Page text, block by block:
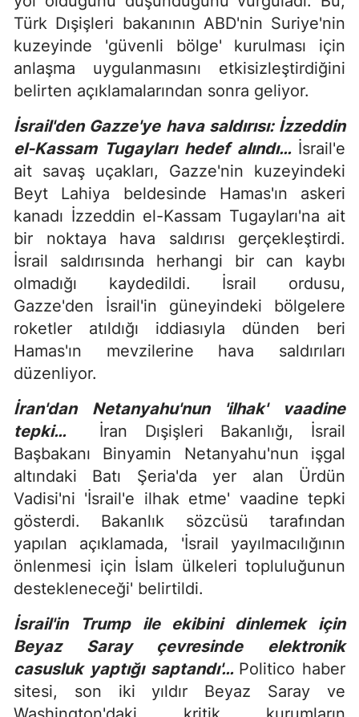
Türk Dışişleri bakanının ABD'nin Suriye'nin
kuzeyinde 'güvenli bölge' kurulması için
anlaşma uygulanmasını etkisizleştirdiğini
belirten açıklamalarından sonra geliyor.
İsrail'den Gazze'ye hava saldırısı: İzzeddin
el-Kassam Tugayları hedef alındı… İsrail'e
ait savaş uçakları, Gazze'nin kuzeyindeki
Beyt Lahiya beldesinde Hamas'ın askeri
kanadı İzzeddin el-Kassam Tugayları'na ait
bir noktaya hava saldırısı gerçekleştirdi.
İsrail saldırısında herhangi bir can kaybı
olmadığı kaydedildi. İsrail ordusu,
Gazze'den İsrail'in güneyindeki bölgelere
roketler atıldığı iddiasıyla dünden beri
Hamas'ın mevzilerine hava saldırıları
düzenliyor.
İran'dan Netanyahu'nun 'ilhak' vaadine
tepki… İran Dışişleri Bakanlığı, İsrail
Başbakanı Binyamin Netanyahu'nun işgal
altındaki Batı Şeria'da yer alan Ürdün
Vadisi'ni 'İsrail'e ilhak etme' vaadine tepki
gösterdi. Bakanlık sözcüsü tarafından
yapılan açıklamada, 'İsrail yayılmacılığının
önlenmesi için İslam ülkeleri topluluğunun
destekleneceği' belirtildi.
İsrail'in Trump ile ekibini dinlemek için
Beyaz Saray çevresinde elektronik
casusluk yaptığı saptandı'… Politico haber
sitesi, son iki yıldır Beyaz Saray ve